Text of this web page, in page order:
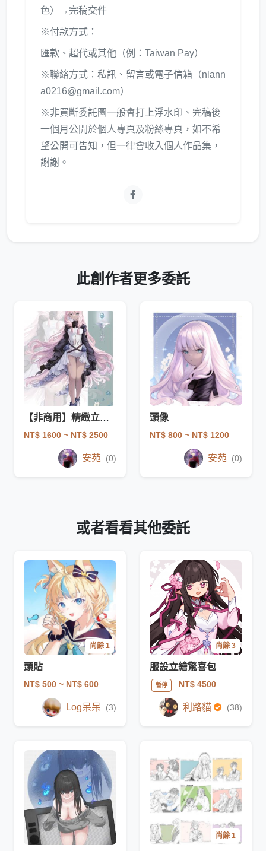
色）→完稿交件
※付款方式：
匯款、超代或其他（例：Taiwan Pay）
※聯絡方式：私訊、留言或電子信箱（nlann
a0216@gmail.com）
※非買斷委託圖一般會打上浮水印、完稿後
一個月公開於個人專頁及粉絲專頁，如不希
望公開可告知，但一律會收入個人作品集，
謝謝。
此創作者更多委託
【非商用】精緻立繪/人設/服設委託
NT$ 1600 ~ NT$ 2500
安苑 (0)
頭像
NT$ 800 ~ NT$ 1200
安苑 (0)
或者看看其他委託
尚餘 1
頭貼
NT$ 500 ~ NT$ 600
Log呆呆 (3)
尚餘 3
服設立繪驚喜包
暫停 NT$ 4500
利路貓 (38)
尚餘 1